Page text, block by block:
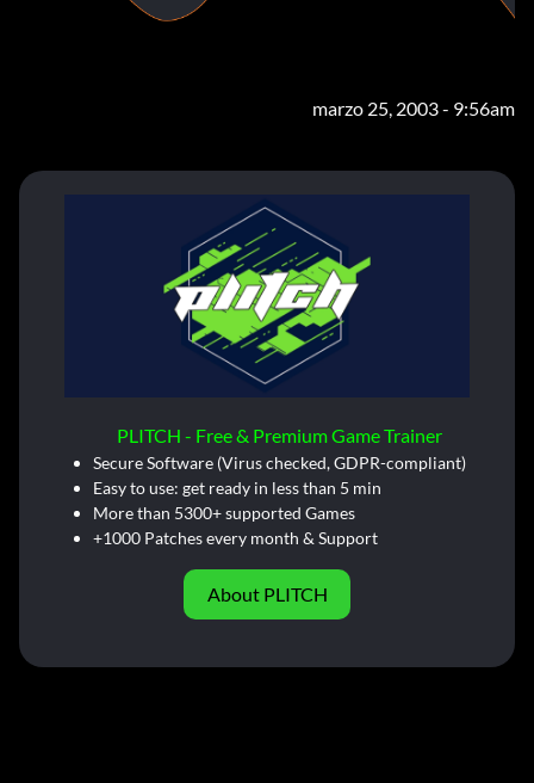
marzo 25, 2003 - 9:56am
PLITCH - Free & Premium Game Trainer
Secure Software (Virus checked, GDPR-compliant)
Easy to use: get ready in less than 5 min
More than 5300+ supported Games
+1000 Patches every month & Support
About PLITCH